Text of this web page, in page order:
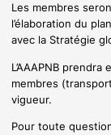
Les membres
l’élaboration du
avec la Stratégie
L’AAAPNB
membres
vigueur.
Pour toute